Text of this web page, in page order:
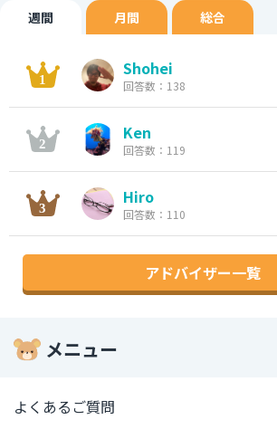
週間 月間 総合
Shohei
回答数：138
Ken
回答数：119
Hiro
回答数：110
アドバイザー一覧
メニュー
よくあるご質問